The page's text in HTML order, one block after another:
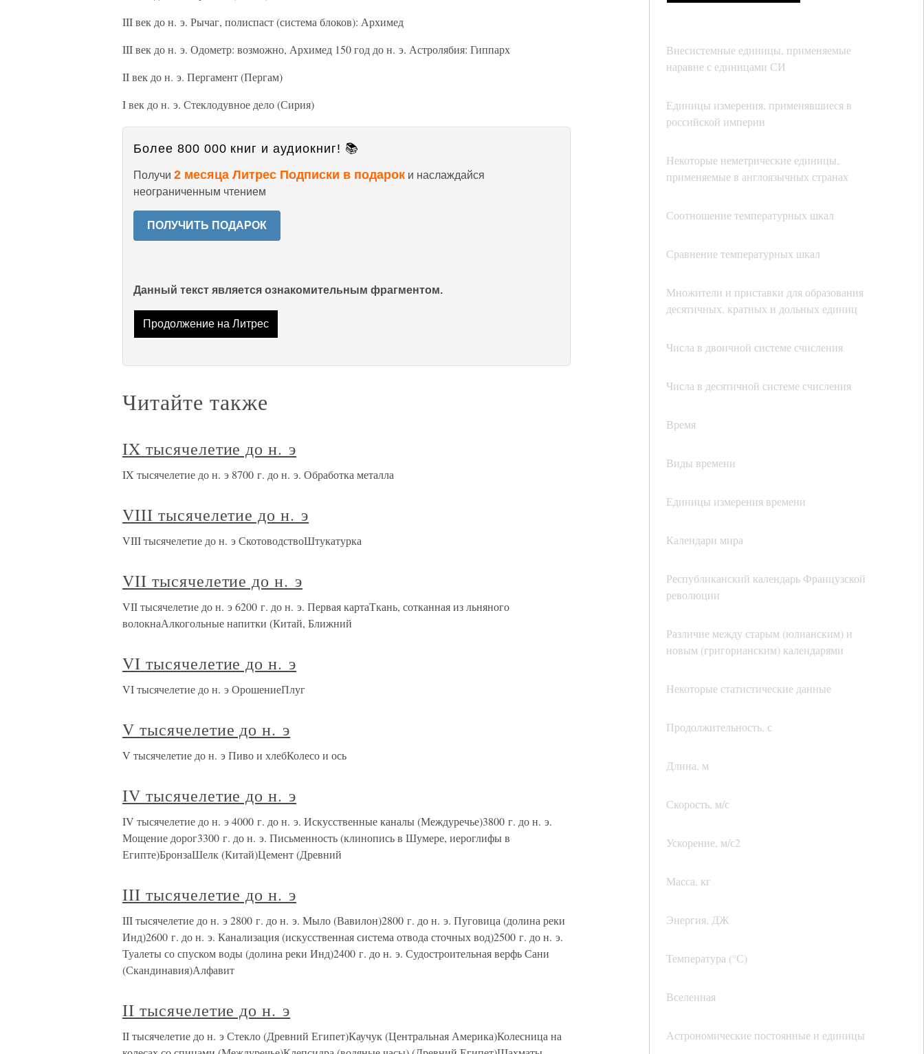
Внесистемные единицы, применяемые
наравне с единицами СИ
Единицы измерения, применявшиеся в
российской империи
Некоторые неметрические единицы,
применяемые в англоязычных странах
Соотношение температурных шкал
Сравнение температурных шкал
Множители и приставки для образования
десятичных, кратных и дольных единиц
Числа в двоичной системе счисления
Числа в десятичной системе счисления
Время
Виды времени
Единицы измерения времени
Календари мира
Республиканский календарь Французской
революции
Различие между старым (юлианским) и
новым (григорианским) календарями
Некоторые статистические данные
Продолжительность, с
Длина, м
Скорость, м/с
Ускорение, м/с2
Масса, кг
Энергия, ДЖ
Температура (°С)
Вселенная
Астрономические постоянные и единицы
III век до н. э. Рычаг, полиспаст (система блоков): Архимед
III век до н. э. Одометр: возможно, Архимед 150 год до н. э. Астролябия: Гиппарх
II век до н. э. Пергамент (Пергам)
I век до н. э. Стеклодувное дело (Сирия)
Более 800 000 книг и аудиокниг! 📚
Получи 2 месяца Литрес Подписки в подарок и наслаждайся
неограниченным чтением
ПОЛУЧИТЬ ПОДАРОК
Данный текст является ознакомительным фрагментом.
Продолжение на Литрес
Читайте также
IX тысячелетие до н. э
IX тысячелетие до н. э 8700 г. до н. э. Обработка металла
VIII тысячелетие до н. э
VIII тысячелетие до н. э СкотоводствоШтукатурка
VII тысячелетие до н. э
VII тысячелетие до н. э 6200 г. до н. э. Первая картаТкань, сотканная из льняного
волокнаАлкогольные напитки (Китай, Ближний
VI тысячелетие до н. э
VI тысячелетие до н. э ОрошениеПлуг
V тысячелетие до н. э
V тысячелетие до н. э Пиво и хлебКолесо и ось
IV тысячелетие до н. э
IV тысячелетие до н. э 4000 г. до н. э. Искусственные каналы (Междуречье)3800 г. до н. э.
Мощение дорог3300 г. до н. э. Письменность (клинопись в Шумере, иероглифы в
Египте)БронзаШелк (Китай)Цемент (Древний
III тысячелетие до н. э
III тысячелетие до н. э 2800 г. до н. э. Мыло (Вавилон)2800 г. до н. э. Пуговица (долина реки
Инд)2600 г. до н. э. Канализация (искусственная система отвода сточных вод)2500 г. до н. э.
Туалеты со спуском воды (долина реки Инд)2400 г. до н. э. Судостроительная верфь Сани
(Скандинавия)Алфавит
II тысячелетие до н. э
II тысячелетие до н. э Стекло (Древний Египет)Каучук (Центральная Америка)Колесница на